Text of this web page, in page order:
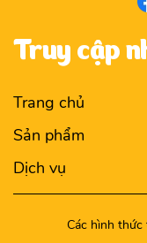
Truy cập
Trang chủ
Sản phẩm
Dịch vụ
Các hình thức